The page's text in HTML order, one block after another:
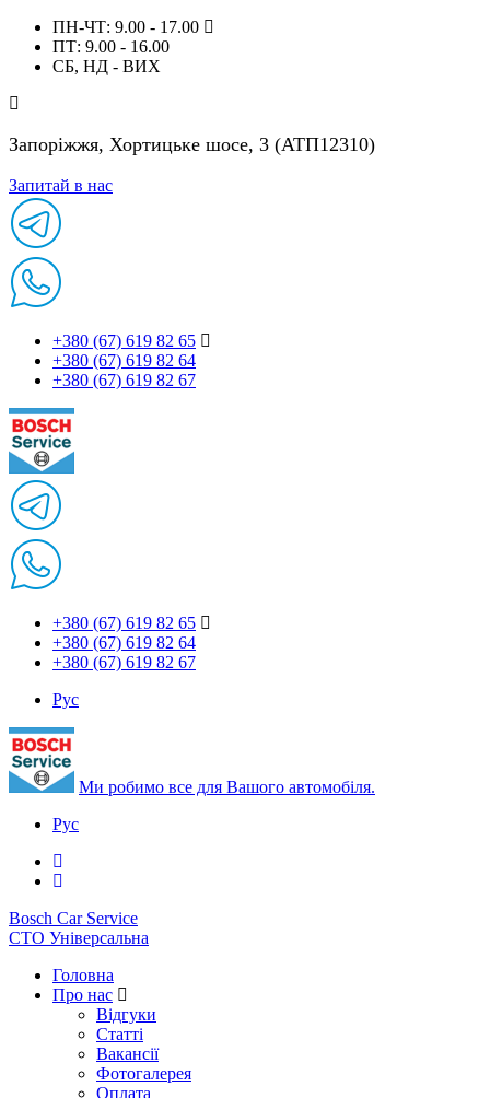
ПН-ЧТ: 9.00 - 17.00
ПТ: 9.00 - 16.00
СБ, НД - ВИХ
Запоріжжя, Хортицьке шосе, 3 (АТП12310)
Запитай в нас
+380 (67) 619 82 65
+380 (67) 619 82 64
+380 (67) 619 82 67
+380 (67) 619 82 65
+380 (67) 619 82 64
+380 (67) 619 82 67
Рус
Ми робимо все для Вашого автомобіля.
Рус
Bosch Car Service
СТО Універсальна
Головна
Про нас
Відгуки
Статті
Вакансії
Фотогалерея
Оплата